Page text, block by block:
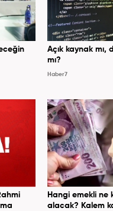
Açık kaynak mı,
mı?
Haber7
Hangi emekli ne
alacak? Kalem